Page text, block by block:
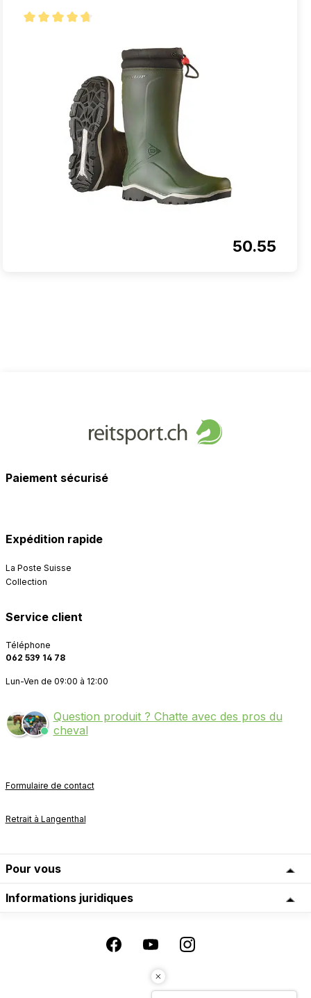
50.55
Paiement sécurisé
Expédition rapide
La Poste Suisse
Collection
Service client
Téléphone
062 539 14 78
Lun-Ven de 09:00 à 12:00
Question produit ? Chatte avec des pros du
cheval
Formulaire de contact
Retrait à Langenthal
Pour vous
Informations juridiques